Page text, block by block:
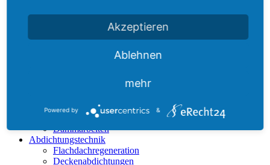
Brandschutzbeschichtungen
Kellersanierung
Mauerwerksanierung
Bodenbeschichtungen
Innenraumgestaltung
Fassadengestaltung
Trockenbauarbeiten
Dämmarbeiten
Abdichtungstechnik
Flachdachregeneration
Deckenabdichtungen
Akzeptieren
Ablehnen
mehr
Powered by &